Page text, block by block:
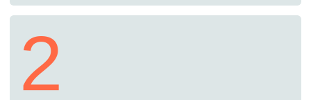
Второй шаг